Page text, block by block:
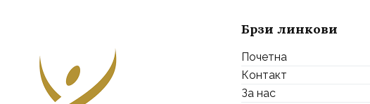
Брзи линкови
Почетна
Контакт
За нас